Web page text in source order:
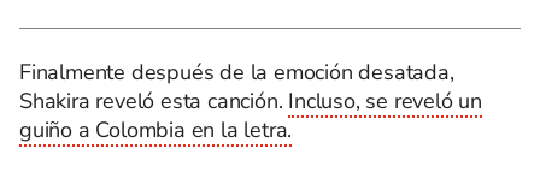
Finalmente después de la emoción desatada,
Shakira reveló esta canción. Incluso, se reveló un
guiño a Colombia en la letra.